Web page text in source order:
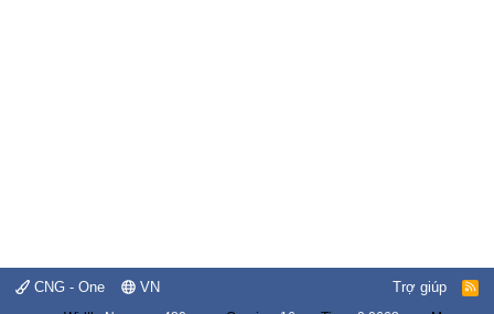
CNG - One VN Trợ giúp
R